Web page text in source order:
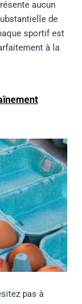
aucun
de
sportif est
à la
pas à